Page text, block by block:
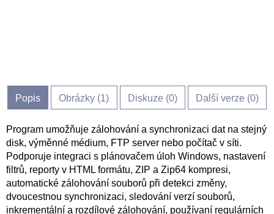
Popis Obrázky (1) Diskuze (0) Další verze (0)
Program umožňuje zálohování a synchronizaci dat na stejný
disk, výměnné médium, FTP server nebo počítač v síti.
Podporuje integraci s plánovačem úloh Windows, nastavení
filtrů, reporty v HTML formátu, ZIP a Zip64 kompresi,
automatické zálohování souborů při detekci změny,
dvoucestnou synchronizaci, sledování verzí souborů,
inkrementální a rozdílové zálohování, používaní regulárních